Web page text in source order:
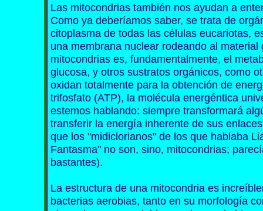
Las mitocondrias también nos ayudan a
Como ya deberíamos saber, se trata de
citoplasma de todas las células eucariotas,
una membrana nuclear rodeando al
mitocondrias es, fundamentalmente, el
glucosa, y otros sustratos orgánicos, como
oxidan totalmente para la obtención de
trifosfato (ATP), la molécula energéntica
estemos hablando: siempre transformará
transferir la energía inherente de sus
que los "midiclorianos" de los que hablaba
Fantasma" no son, sino, mitocondrias;
bastantes).
La estructura de una mitocondria es
bacterias aerobias, tanto en su morfología